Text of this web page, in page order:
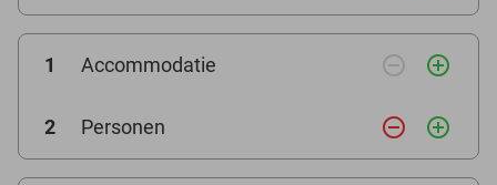
1 Accommodatie remove_circle_outline add_circle_outline
2 Personen remove_circle_outline add_circle_outline